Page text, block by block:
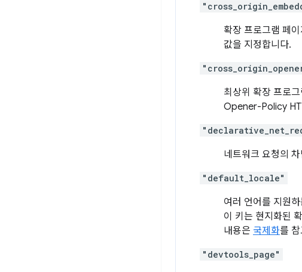
확장 프로그램 페
값을 지정합니다.
최상위 확장 프로
Opener-Policy
네트워크 요청의
"default_locale"
여러 언어를 지원
이 키는 현지화된
내용은 국제화를
"devtools_page"